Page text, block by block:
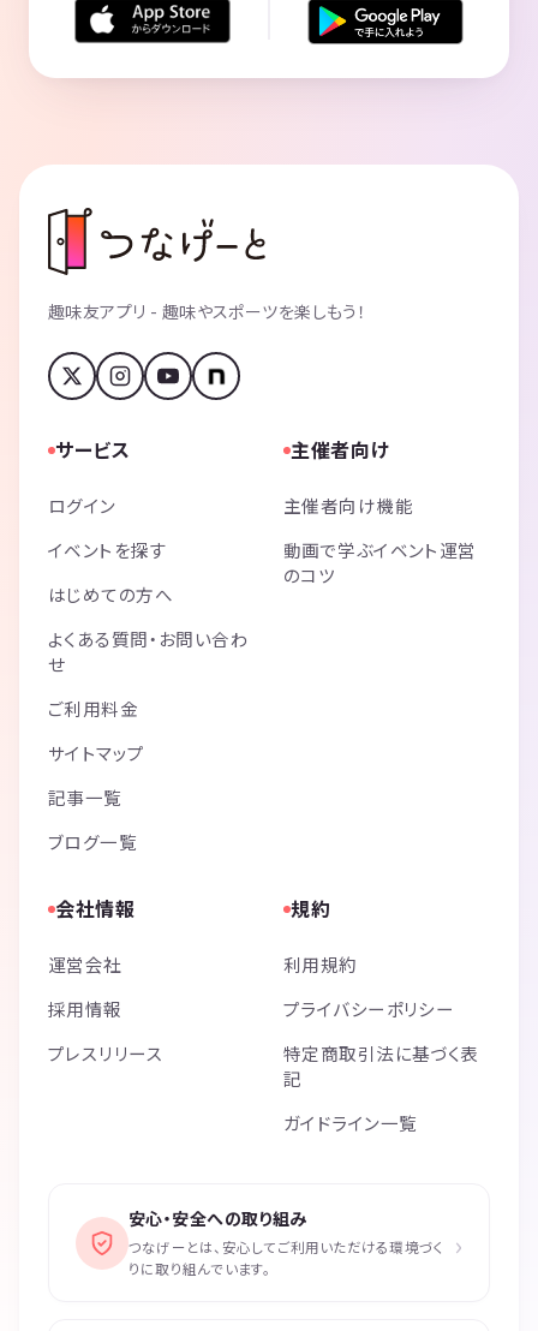
趣味友アプリ - 趣味やスポーツを楽しもう！
サービス
ログイン
イベントを探す
はじめての方へ
よくある質問・お問い合わ
せ
ご利用料金
サイトマップ
記事一覧
ブログ一覧
主催者向け
主催者向け機能
動画で学ぶイベント運営
のコツ
会社情報
運営会社
採用情報
プレスリリース
規約
利用規約
プライバシーポリシー
特定商取引法に基づく表
記
ガイドライン一覧
安心・安全への取り組み
つなげーとは、安心してご利用いただける環境づく
りに取り組んでいます。
›